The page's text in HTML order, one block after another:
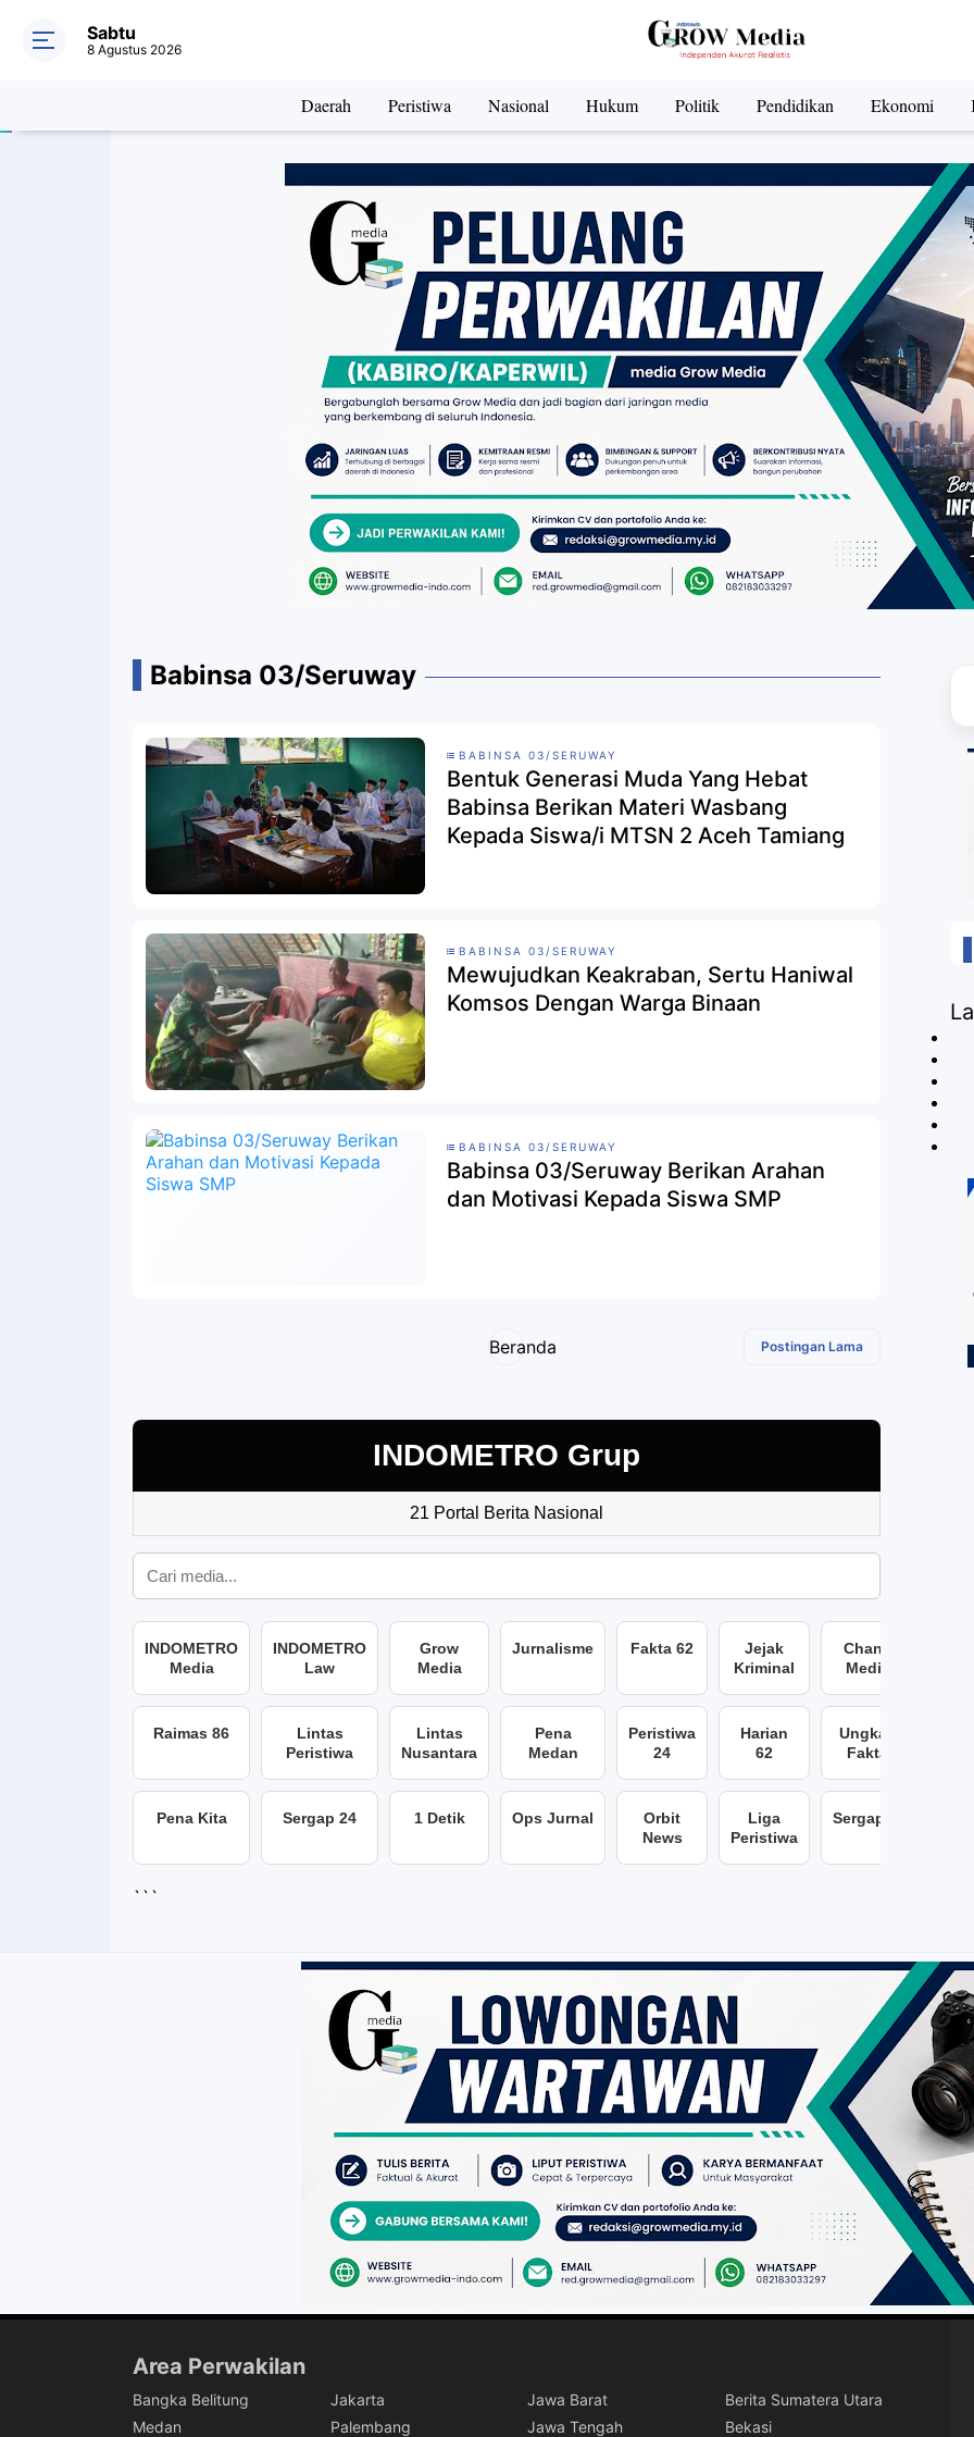
Sabtu
8 Agustus 2026
Daerah Peristiwa Nasional Hukum Politik Pendidikan Ekonomi
Babinsa 03/Seruway
BABINSA 03/SERUWAY
Bentuk Generasi Muda Yang Hebat
Babinsa Berikan Materi Wasbang
Kepada Siswa/i MTSN 2 Aceh Tamiang
BABINSA 03/SERUWAY
Mewujudkan Keakraban, Sertu Haniwal
Komsos Dengan Warga Binaan
BABINSA 03/SERUWAY
Babinsa 03/Seruway Berikan Arahan
dan Motivasi Kepada Siswa SMP
Postingan Lama
Beranda
INDOMETRO Grup
21 Portal Berita Nasional
INDOMETRO
Media
INDOMETRO
Law
Grow
Media
Jurnalisme Fakta 62
Jejak
Kriminal
Chans
Media
Raimas 86
Lintas
Peristiwa
Lintas
Nusantara
Pena
Medan
Peristiwa
24
Harian
62
Ungkap
Fakta
Pena Kita Sergap 24 1 Detik Ops Jurnal
Orbit
News
Liga
Peristiwa
Sergap86
```
Area Perwakilan
Bangka Belitung Jakarta Jawa Barat
Berita Sumatera Utara
Medan
Palembang Jawa Tengah Bekasi